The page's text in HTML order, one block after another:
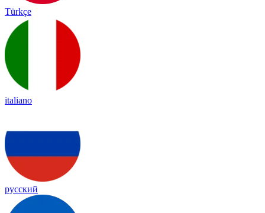
Türkçe
italiano
русский